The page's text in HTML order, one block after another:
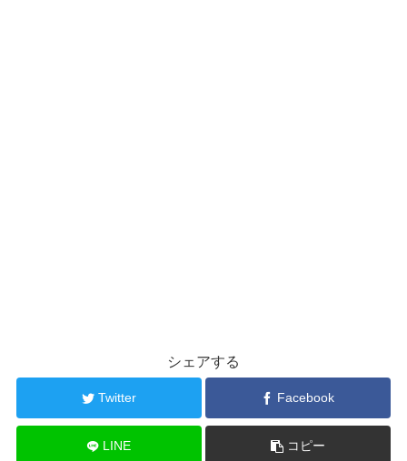
シェアする
Twitter Facebook
LINE コピー